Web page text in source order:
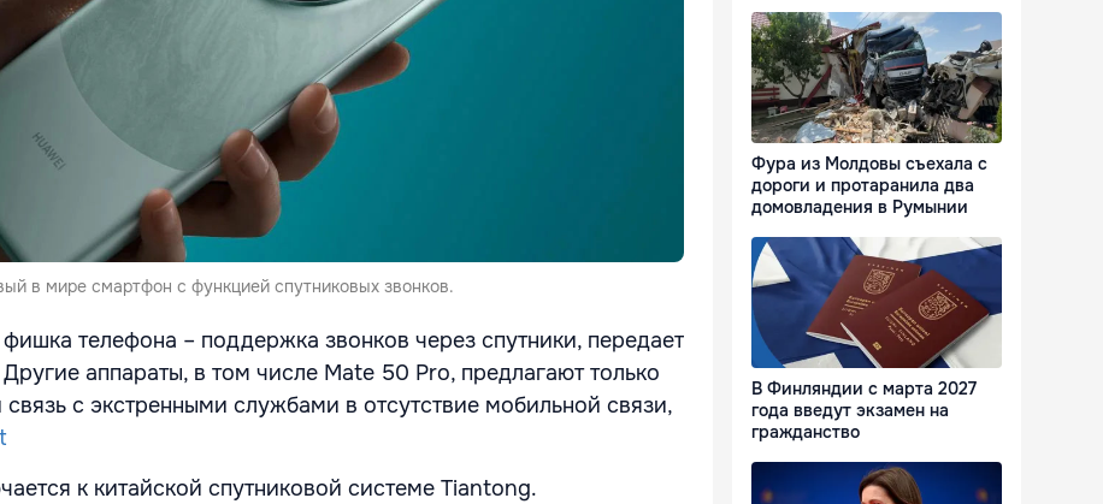
в мире смартфон с функцией спутниковых звонков.
телефона – поддержка звонков через спутники, передает
аппараты, в том числе Mate 50 Pro, предлагают только
связь с экстренными службами в отсутствие мобильной связи,
к китайской спутниковой системе Tiantong.
Фура из Молдовы съехала с
дороги и протаранила два
домовладения в Румынии
В Финляндии с марта 2027
года введут экзамен на
гражданство